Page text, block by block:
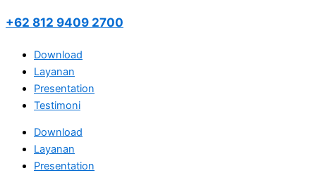
+62 812 9409 2700
Download
Layanan
Presentation
Testimoni
Download
Layanan
Presentation